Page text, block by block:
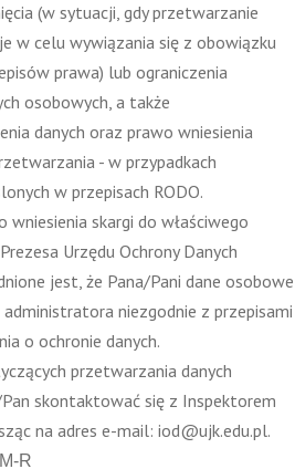
(w sytuacji, gdy przetwarzanie
w celu wywiązania się z obowiązku
prawa) lub ograniczenia
osobowych, a także
danych oraz prawo wniesienia
- w przypadkach
w przepisach RODO.
wniesienia skargi do właściwego
Urzędu Ochrony Danych
jest, że Pana/Pani dane osobowe
niezgodnie z przepisami
o ochronie danych.
przetwarzania danych
skontaktować się z Inspektorem
na adres e-mail: iod@ujk.edu.pl.
R